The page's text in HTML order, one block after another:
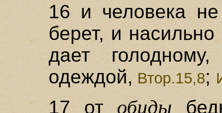
16 и человека не
берет, и
дает
одеждой, Втор.15,8;
17 отобиды